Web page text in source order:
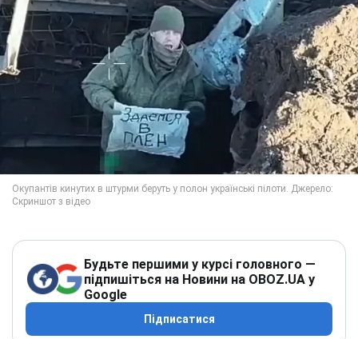
Будьте першими у курсі головного —
підпишіться на Новини на OBOZ.UA у
Google
Підписатися